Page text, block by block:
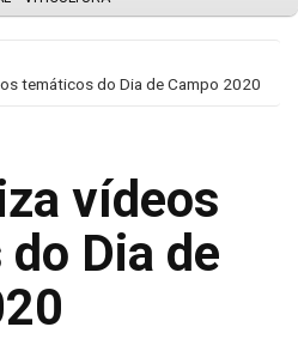
temáticos do Dia de Campo 2020
vídeos
Dia de